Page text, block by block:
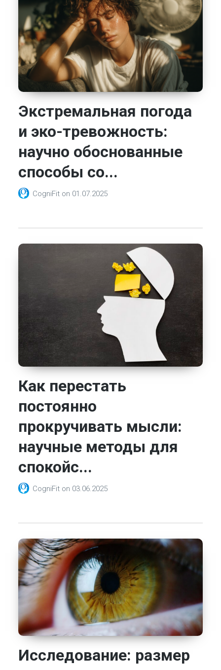
Экстремальная погода
и эко-тревожность:
научно обоснованные
способы со...
CogniFit on 01.07.2025
Как перестать
постоянно
прокручивать мысли:
научные методы для
спокойс...
CogniFit on 03.06.2025
Исследование: размер